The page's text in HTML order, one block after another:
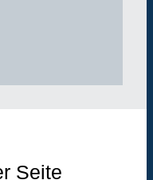
Seite